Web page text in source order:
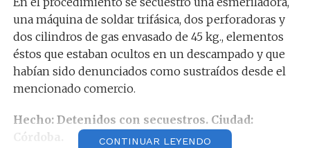
una máquina de soldar trifásica, dos perforadoras y
dos cilindros de gas envasado de 45 kg., elementos
éstos que estaban ocultos en un descampado y que
habían sido denunciados como sustraídos desde el
mencionado comercio.
Hecho: Detenidos con secuestros. Ciudad:
Córdoba.
CONTINUAR LEYENDO